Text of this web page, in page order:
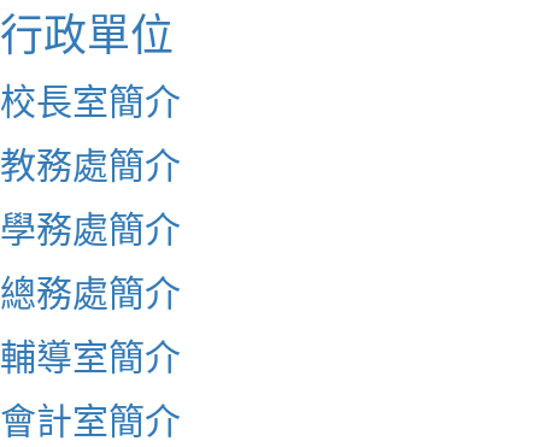
行政單位
校長室簡介
教務處簡介
學務處簡介
總務處簡介
輔導室簡介
會計室簡介